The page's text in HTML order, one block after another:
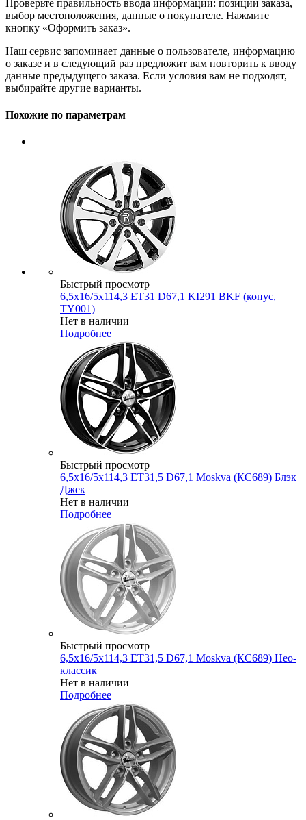
Проверьте правильность ввода информации: позиции заказа,
выбор местоположения, данные о покупателе. Нажмите
кнопку «Оформить заказ».
Наш сервис запоминает данные о пользователе, информацию
о заказе и в следующий раз предложит вам повторить к вводу
данные предыдущего заказа. Если условия вам не подходят,
выбирайте другие варианты.
Похожие по параметрам
Быстрый просмотр
6,5x16/5x114,3 ET31 D67,1 KI291 BKF (конус,
TY001)
Нет в наличии
Подробнее
Быстрый просмотр
6,5x16/5x114,3 ET31,5 D67,1 Moskva (КС689) Блэк
Джек
Нет в наличии
Подробнее
Быстрый просмотр
6,5x16/5x114,3 ET31,5 D67,1 Moskva (КС689) Нео-
классик
Нет в наличии
Подробнее